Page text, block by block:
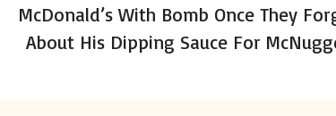
McDonald’s With Bomb Once They
About His Dipping Sauce For